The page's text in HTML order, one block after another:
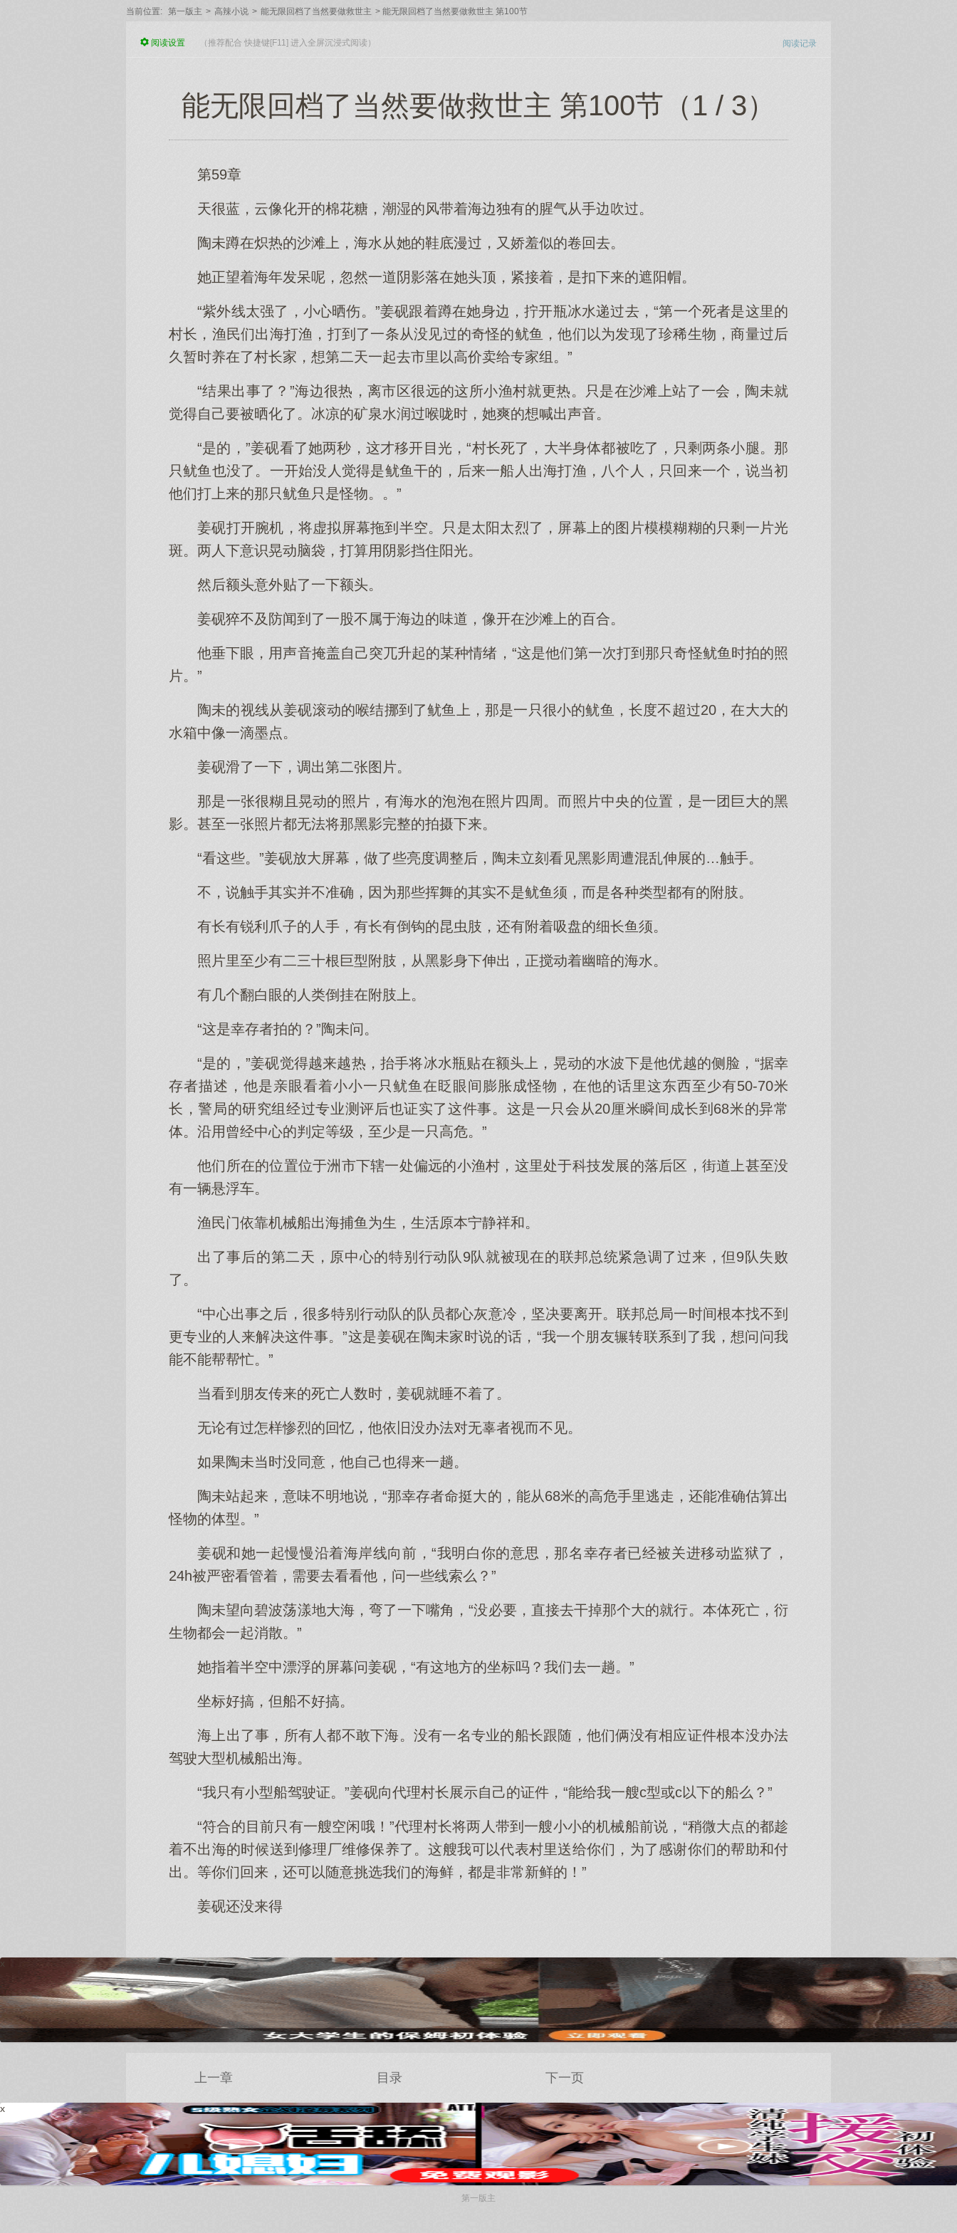
当前位置: 第一版主 > 高辣小说 > 能无限回档了当然要做救世主 > 能无限回档了当然要做救世主 第100节
阅读记录
阅读设置 （推荐配合 快捷键[F11] 进入全屏沉浸式阅读）
能无限回档了当然要做救世主 第100节（1 / 3）
第59章
天很蓝，云像化开的棉花糖，潮湿的风带着海边独有的腥气从手边吹过。
陶未蹲在炽热的沙滩上，海水从她的鞋底漫过，又娇羞似的卷回去。
她正望着海年发呆呢，忽然一道阴影落在她头顶，紧接着，是扣下来的遮阳帽。
“紫外线太强了，小心晒伤。”姜砚跟着蹲在她身边，拧开瓶冰水递过去，“第一个死者是这里的
村长，渔民们出海打渔，打到了一条从没见过的奇怪的鱿鱼，他们以为发现了珍稀生物，商量过后
久暂时养在了村长家，想第二天一起去市里以高价卖给专家组。”
“结果出事了？”海边很热，离市区很远的这所小渔村就更热。只是在沙滩上站了一会，陶未就
觉得自己要被晒化了。冰凉的矿泉水润过喉咙时，她爽的想喊出声音。
“是的，”姜砚看了她两秒，这才移开目光，“村长死了，大半身体都被吃了，只剩两条小腿。那
只鱿鱼也没了。一开始没人觉得是鱿鱼干的，后来一船人出海打渔，八个人，只回来一个，说当初
他们打上来的那只鱿鱼只是怪物。。”
姜砚打开腕机，将虚拟屏幕拖到半空。只是太阳太烈了，屏幕上的图片模模糊糊的只剩一片光
斑。两人下意识晃动脑袋，打算用阴影挡住阳光。
然后额头意外贴了一下额头。
姜砚猝不及防闻到了一股不属于海边的味道，像开在沙滩上的百合。
他垂下眼，用声音掩盖自己突兀升起的某种情绪，“这是他们第一次打到那只奇怪鱿鱼时拍的照
片。”
陶未的视线从姜砚滚动的喉结挪到了鱿鱼上，那是一只很小的鱿鱼，长度不超过20，在大大的
水箱中像一滴墨点。
姜砚滑了一下，调出第二张图片。
那是一张很糊且晃动的照片，有海水的泡泡在照片四周。而照片中央的位置，是一团巨大的黑
影。甚至一张照片都无法将那黑影完整的拍摄下来。
“看这些。”姜砚放大屏幕，做了些亮度调整后，陶未立刻看见黑影周遭混乱伸展的…触手。
不，说触手其实并不准确，因为那些挥舞的其实不是鱿鱼须，而是各种类型都有的附肢。
有长有锐利爪子的人手，有长有倒钩的昆虫肢，还有附着吸盘的细长鱼须。
照片里至少有二三十根巨型附肢，从黑影身下伸出，正搅动着幽暗的海水。
有几个翻白眼的人类倒挂在附肢上。
“这是幸存者拍的？”陶未问。
“是的，”姜砚觉得越来越热，抬手将冰水瓶贴在额头上，晃动的水波下是他优越的侧脸，“据幸
存者描述，他是亲眼看着小小一只鱿鱼在眨眼间膨胀成怪物，在他的话里这东西至少有50-70米
长，警局的研究组经过专业测评后也证实了这件事。这是一只会从20厘米瞬间成长到68米的异常
体。沿用曾经中心的判定等级，至少是一只高危。”
他们所在的位置位于洲市下辖一处偏远的小渔村，这里处于科技发展的落后区，街道上甚至没
有一辆悬浮车。
渔民门依靠机械船出海捕鱼为生，生活原本宁静祥和。
出了事后的第二天，原中心的特别行动队9队就被现在的联邦总统紧急调了过来，但9队失败
了。
“中心出事之后，很多特别行动队的队员都心灰意冷，坚决要离开。联邦总局一时间根本找不到
更专业的人来解决这件事。”这是姜砚在陶未家时说的话，“我一个朋友辗转联系到了我，想问问我
能不能帮帮忙。”
当看到朋友传来的死亡人数时，姜砚就睡不着了。
无论有过怎样惨烈的回忆，他依旧没办法对无辜者视而不见。
如果陶未当时没同意，他自己也得来一趟。
陶未站起来，意味不明地说，“那幸存者命挺大的，能从68米的高危手里逃走，还能准确估算出
怪物的体型。”
姜砚和她一起慢慢沿着海岸线向前，“我明白你的意思，那名幸存者已经被关进移动监狱了，
24h被严密看管着，需要去看看他，问一些线索么？”
陶未望向碧波荡漾地大海，弯了一下嘴角，“没必要，直接去干掉那个大的就行。本体死亡，衍
生物都会一起消散。”
她指着半空中漂浮的屏幕问姜砚，“有这地方的坐标吗？我们去一趟。”
坐标好搞，但船不好搞。
海上出了事，所有人都不敢下海。没有一名专业的船长跟随，他们俩没有相应证件根本没办法
驾驶大型机械船出海。
“我只有小型船驾驶证。”姜砚向代理村长展示自己的证件，“能给我一艘c型或c以下的船么？”
“符合的目前只有一艘空闲哦！”代理村长将两人带到一艘小小的机械船前说，“稍微大点的都趁
着不出海的时候送到修理厂维修保养了。这艘我可以代表村里送给你们，为了感谢你们的帮助和付
出。等你们回来，还可以随意挑选我们的海鲜，都是非常新鲜的！”
姜砚还没来得
x
上一章 目录 下一页
x
第一版主